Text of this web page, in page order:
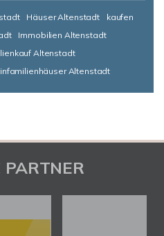
Häuser Altenstadt
kaufen
Immobilien Altenstadt
Altenstadt
Altenstadt
PARTNER